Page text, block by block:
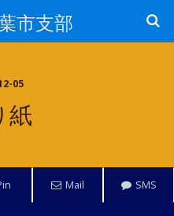
市支部
05
紙
Mail SMS